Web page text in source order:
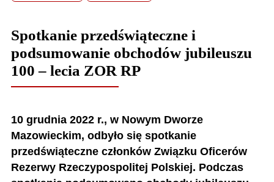
Spotkanie przedświąteczne i
podsumowanie obchodów jubileuszu
100 – lecia ZOR RP
10 grudnia 2022 r., w Nowym Dworze
Mazowieckim, odbyło się spotkanie
przedświąteczne członków Związku Oficerów
Rezerwy Rzeczypospolitej Polskiej. Podczas